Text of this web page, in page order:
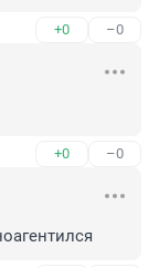
+0 –0
+0 –0